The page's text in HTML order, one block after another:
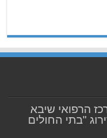
הרפואי שיבא
"בתי החולים